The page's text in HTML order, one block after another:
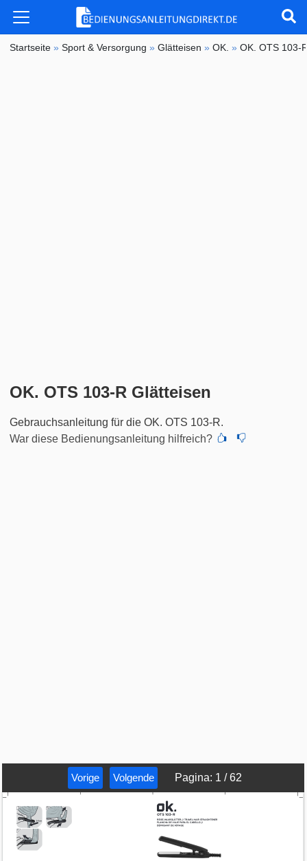
Startseite »Sport & Versorgung »Glätteisen »OK. »OK. OTS 103-
OK. OTS 103-R Glätteisen
Gebrauchsanleitung für die OK. OTS 103-R.
War diese Bedienungsanleitung hilfreich?
Vorige Volgende Pagina: 1 /62